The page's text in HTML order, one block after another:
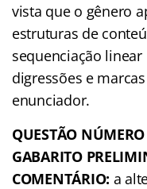
vista que o gênero
estruturas de
sequenciação
digressões e
enunciador.
QUESTÃO
GABARITO
COMENTÁRIO: a